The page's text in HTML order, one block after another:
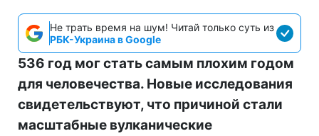
Не трать время на шум! Читай только суть из
РБК-Украина в Google
536 год мог стать самым плохим годом
для человечества. Новые исследования
свидетельствуют, что причиной стали
масштабные вулканические